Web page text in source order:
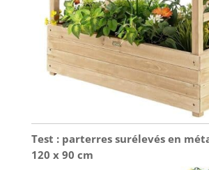
Test : parterres surélevés en
120 x 90 cm